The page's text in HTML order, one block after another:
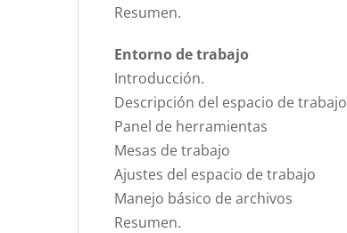
Resumen.
Entorno de trabajo
Introducción.
Descripción del espacio de trabajo
Panel de herramientas
Mesas de trabajo
Ajustes del espacio de trabajo
Manejo básico de archivos
Resumen.